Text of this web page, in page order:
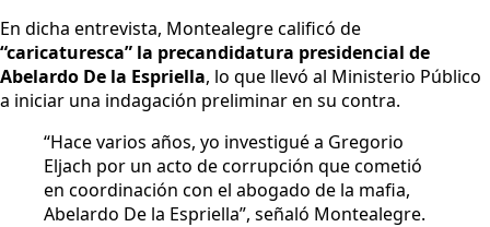
En dicha entrevista, Montealegre calificó de
“caricaturesca” la precandidatura presidencial de
Abelardo De la Espriella, lo que llevó al Ministerio Público
a iniciar una indagación preliminar en su contra.
“Hace varios años, yo investigué a Gregorio
Eljach por un acto de corrupción que cometió
en coordinación con el abogado de la mafia,
Abelardo De la Espriella”, señaló Montealegre.